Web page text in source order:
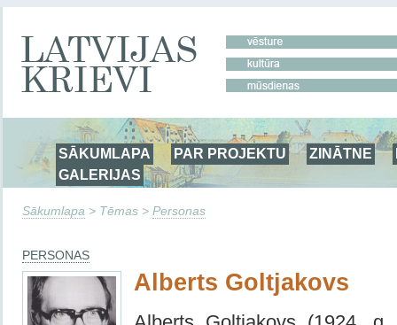
SĀKUMLAPA PAR PROJEKTU ZINĀTNE
GALERIJAS
Sākumlapa > Tēmas > Personas
PERSONAS
Alberts Goltjakovs